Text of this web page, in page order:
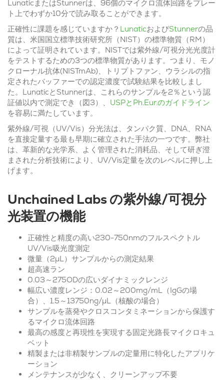
LunaticまたはStunnerは、96個のマイクロ流体回路をプレー
ト上でわずか10分で読み取ることができます。
正確性に課題を感じていますか？ LunaticおよびStunnerの品
質は、米国国立標準技術研究所（NIST）の標準物質（RM）
によって証明されています。NISTでは紫外線/可視分光光度計
をテストするための3つの標準物質があります。つまり、モノ
クローナル抗体(NISTmAb)、トリプトファン、ウラシルの指
定されたバッファーでの認定濃度で試験結果を比較しまし
た。LunaticとStunnerは、これらのサンプルを2％という認
証値以内で測定でき（図3）、 USPとPh.Eur.のガイドライン
を容易に満たしています。
紫外線/可視（UV/Vis）分光法は、タンパク質、DNA、RNA
を直接定量する最も早期に確立された手法の一つです。弊社
は、革新的な光学系、よく管理された消耗品、そして研ぎ澄
まされた分析技術により、UV/Vis定量を次のレベルに押し上
げます。
Unchained Labs の紫外線/可視分
光装置の機能
正確性と精度の高い230-750nmのフルスペクトル
UV/Vis吸光度測定
微量（2µL）サンプルからの測定結果
超高速ラン
0.03～275ODの広いダイナミックレンジ
幅広い濃度レンジ：0.02～200mg/mL（IgGの場
合）、1.5～13750ng/µL（核酸の場合）
サンプルを蒸発やクロスコンタミネーションから保護す
るマイクロ流体回路
最高の感度と再現性を実現する固定光路長マイクロキュ
ベット
精製または非精製サンプルの定量用に特化したアプリケ
ーション
メンテナンスが少なく、クリーンアップ不要